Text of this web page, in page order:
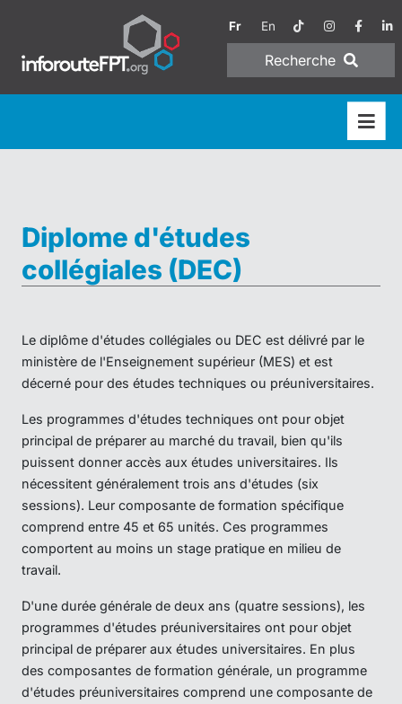
Fr En
Recherche
Diplome d'études
collégiales (DEC)
Le diplôme d'études collégiales ou DEC est délivré par le
ministère de l'Enseignement supérieur (MES) et est
décerné pour des études techniques ou préuniversitaires.
Les programmes d'études techniques ont pour objet
principal de préparer au marché du travail, bien qu'ils
puissent donner accès aux études universitaires. Ils
nécessitent généralement trois ans d'études (six
sessions). Leur composante de formation spécifique
comprend entre 45 et 65 unités. Ces programmes
comportent au moins un stage pratique en milieu de
travail.
D'une durée générale de deux ans (quatre sessions), les
programmes d'études préuniversitaires ont pour objet
principal de préparer aux études universitaires. En plus
des composantes de formation générale, un programme
d'études préuniversitaires comprend une composante de